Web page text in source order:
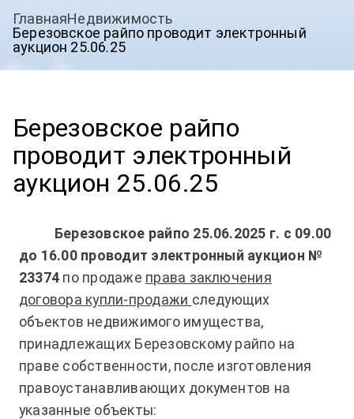
ГлавнаяНедвижимость
Березовское райпо проводит электронный
аукцион 25.06.25
Березовское райпо
проводит электронный
аукцион 25.06.25
Березовское райпо 25.06.2025 г. с 09.00
до 16.00 проводит электронный аукцион №
23374 по продаже права заключения
договора купли-продажи следующих
объектов недвижимого имущества,
принадлежащих Березовскому райпо на
праве собственности, после изготовления
правоустанавливающих документов на
указанные объекты: